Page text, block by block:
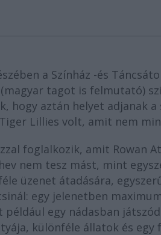
a Színház -és
(magyar tagot is felmutató)
hogy aztán helyet adjanak
Lillies volt, amit nem
foglalkozik, amit Rowan
nem tesz mást, mint
üzenet átadására,
egy jelenetben
egy nádasban
különféle állatok és egy